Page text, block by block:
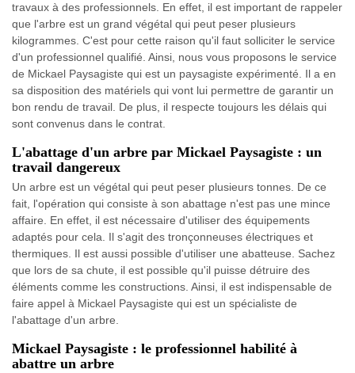
travaux à des professionnels. En effet, il est important de rappeler
que l'arbre est un grand végétal qui peut peser plusieurs
kilogrammes. C'est pour cette raison qu'il faut solliciter le service
d'un professionnel qualifié. Ainsi, nous vous proposons le service
de Mickael Paysagiste qui est un paysagiste expérimenté. Il a en
sa disposition des matériels qui vont lui permettre de garantir un
bon rendu de travail. De plus, il respecte toujours les délais qui
sont convenus dans le contrat.
L'abattage d'un arbre par Mickael Paysagiste : un
travail dangereux
Un arbre est un végétal qui peut peser plusieurs tonnes. De ce
fait, l'opération qui consiste à son abattage n'est pas une mince
affaire. En effet, il est nécessaire d'utiliser des équipements
adaptés pour cela. Il s'agit des tronçonneuses électriques et
thermiques. Il est aussi possible d'utiliser une abatteuse. Sachez
que lors de sa chute, il est possible qu'il puisse détruire des
éléments comme les constructions. Ainsi, il est indispensable de
faire appel à Mickael Paysagiste qui est un spécialiste de
l'abattage d'un arbre.
Mickael Paysagiste : le professionnel habilité à
abattre un arbre